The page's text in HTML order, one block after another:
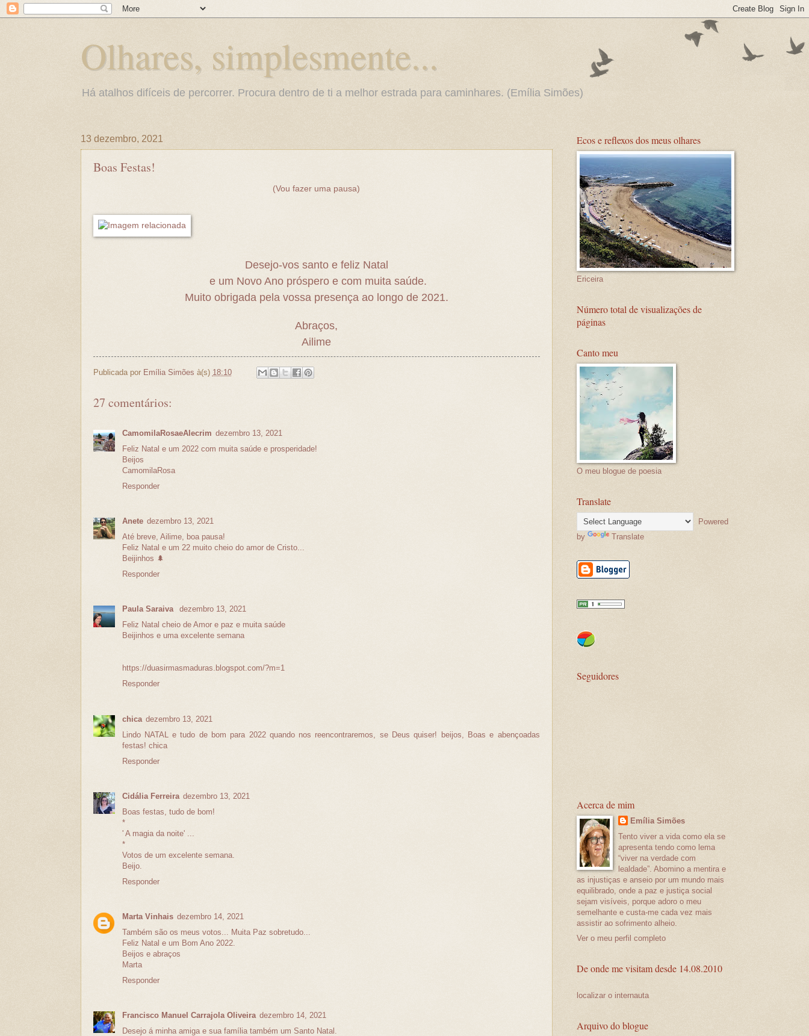
Olhares, simplesmente...
Há atalhos difíceis de percorrer. Procura dentro de ti a melhor estrada para caminhares. (Emília Simões)
13 dezembro, 2021
Boas Festas!
(Vou fazer uma pausa)
Desejo-vos santo e feliz Natal
e um Novo Ano próspero e com muita saúde.
Muito obrigada pela vossa presença ao longo de 2021.
Abraços,
Ailime
Publicada por Emília Simões à(s) 18:10
27 comentários:
CamomilaRosaeAlecrim dezembro 13, 2021
Feliz Natal e um 2022 com muita saúde e prosperidade!
Beijos
CamomilaRosa
Responder
Anete dezembro 13, 2021
Até breve, Ailime, boa pausa!
Feliz Natal e um 22 muito cheio do amor de Cristo...
Beijinhos 🌲
Responder
Paula Saraiva dezembro 13, 2021
Feliz Natal cheio de Amor e paz e muita saúde
Beijinhos e uma excelente semana
https://duasirmasmaduras.blogspot.com/?m=1
Responder
chica dezembro 13, 2021
Lindo NATAL e tudo de bom para 2022 quando nos reencontraremos, se Deus quiser! beijos, Boas e abençoadas
festas! chica
Responder
Cidália Ferreira dezembro 13, 2021
Boas festas, tudo de bom!
*
' A magia da noite' ...
*
Votos de um excelente semana.
Beijo.
Responder
Marta Vinhais dezembro 14, 2021
Também são os meus votos... Muita Paz sobretudo...
Feliz Natal e um Bom Ano 2022.
Beijos e abraços
Marta
Responder
Francisco Manuel Carrajola Oliveira dezembro 14, 2021
Desejo á minha amiga e sua família também um Santo Natal.
Ecos e reflexos dos meus olhares
Ericeira
Número total de visualizações de
páginas
Canto meu
O meu blogue de poesia
Translate
Powered
by
Translate
Seguidores
Acerca de mim
Emília Simões
Tento viver a vida como ela se
apresenta tendo como lema
“viver na verdade com
lealdade”. Abomino a mentira e
as injustiças e anseio por um mundo mais
equilibrado, onde a paz e justiça social
sejam visíveis, porque adoro o meu
semelhante e custa-me cada vez mais
assistir ao sofrimento alheio.
Ver o meu perfil completo
De onde me visitam desde 14.08.2010
localizar o internauta
Arquivo do blogue